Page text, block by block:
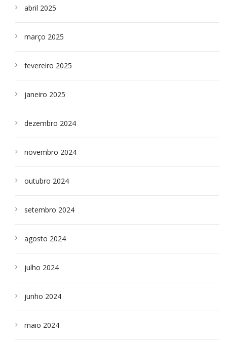
abril 2025
março 2025
fevereiro 2025
janeiro 2025
dezembro 2024
novembro 2024
outubro 2024
setembro 2024
agosto 2024
julho 2024
junho 2024
maio 2024